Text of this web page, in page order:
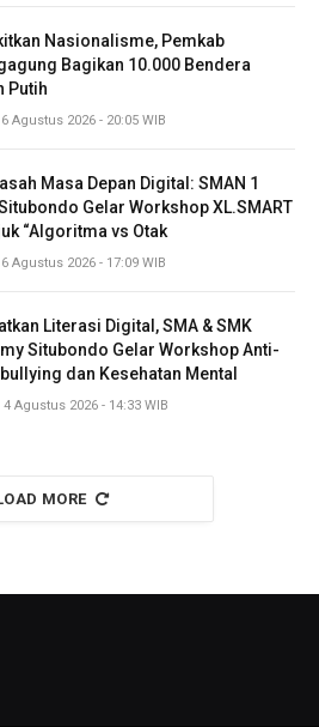
Nasionalisme, Pemkab
Bagikan 10.000 Bendera
Putih
Agustus 2026 - 20:05 WIB
Masa Depan Digital: SMAN 1
Gelar Workshop XL.SMART
“Algoritma vs Otak
Agustus 2026 - 17:09 WIB
Literasi Digital, SMA & SMK
Situbondo Gelar Workshop Anti-
dan Kesehatan Mental
4 Agustus 2026 - 14:33 WIB
MORE